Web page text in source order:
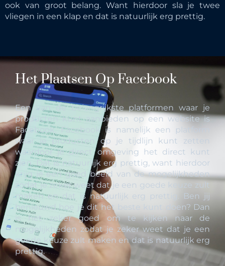
ook van groot belang. Want hierdoor sla je twee
vliegen in een klap en dat is natuurlijk erg prettig.
Het Plaatsen Op Facebook
Een van de belangrijkste platformen waar je
producten kunt aanbieden op een website is
Facebook. Facebook is namelijk een platform
waar je producten op je tijdlijn kunt zetten
waardoor je direct omgeving het direct kunt
zien. Dat is natuurlijk erg prettig, want hierdoor
krijg je een goed beeld van de mogelijkheden
zodat je zeker weet dat je een goede keuze zult
maken en dat is natuurlijk erg prettig. Ben jij
benieuwd hoe je dit het beste kunt doen? Dan
is het zeker goed om te kijken naar de
mogelijkheden zodat je zeker weet dat je een
goede keuze zult maken en dat is natuurlijk erg
prettig.